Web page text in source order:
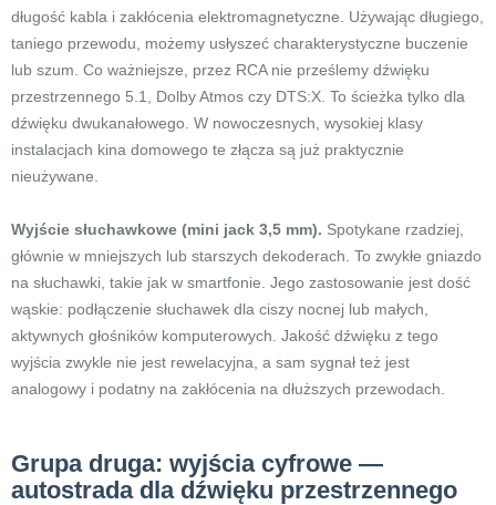
długość kabla i zakłócenia elektromagnetyczne. Używając długiego,
taniego przewodu, możemy usłyszeć charakterystyczne buczenie
lub szum. Co ważniejsze, przez RCA nie prześlemy dźwięku
przestrzennego 5.1, Dolby Atmos czy DTS:X. To ścieżka tylko dla
dźwięku dwukanałowego. W nowoczesnych, wysokiej klasy
instalacjach kina domowego te złącza są już praktycznie
nieużywane.
Wyjście słuchawkowe (mini jack 3,5 mm). Spotykane rzadziej,
głównie w mniejszych lub starszych dekoderach. To zwykłe gniazdo
na słuchawki, takie jak w smartfonie. Jego zastosowanie jest dość
wąskie: podłączenie słuchawek dla ciszy nocnej lub małych,
aktywnych głośników komputerowych. Jakość dźwięku z tego
wyjścia zwykle nie jest rewelacyjna, a sam sygnał też jest
analogowy i podatny na zakłócenia na dłuższych przewodach.
Grupa druga: wyjścia cyfrowe —
autostrada dla dźwięku przestrzennego